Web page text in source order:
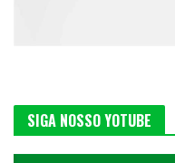
SIGA NOSSO YOTUBE